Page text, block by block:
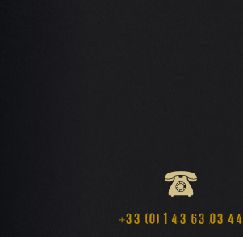
+33 (0) 1 43 63 03 44